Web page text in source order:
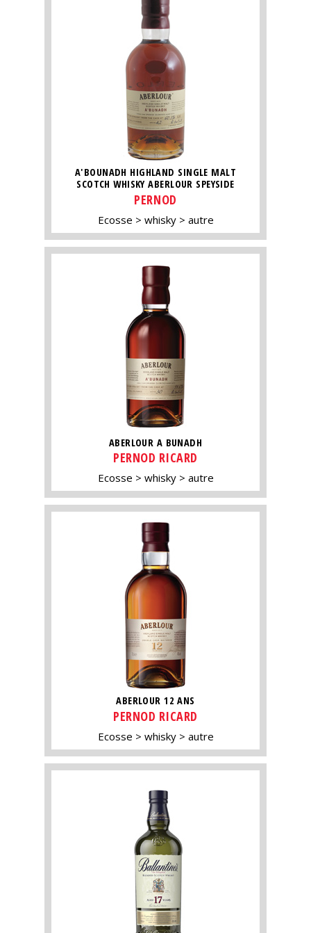
A'BOUNADH HIGHLAND SINGLE MALT
SCOTCH WHISKY ABERLOUR SPEYSIDE
PERNOD
Ecosse whisky autre
ABERLOUR A BUNADH
PERNOD RICARD
Ecosse whisky autre
ABERLOUR 12 ANS
PERNOD RICARD
Ecosse whisky autre